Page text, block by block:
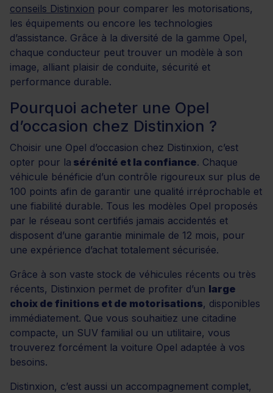
conseils Distinxion pour comparer les motorisations,
les équipements ou encore les technologies
d’assistance. Grâce à la diversité de la gamme Opel,
chaque conducteur peut trouver un modèle à son
image, alliant plaisir de conduite, sécurité et
performance durable.
Pourquoi acheter une Opel
d’occasion chez Distinxion ?
Choisir une Opel d’occasion chez Distinxion, c’est
opter pour la sérénité et la confiance. Chaque
véhicule bénéficie d’un contrôle rigoureux sur plus de
100 points afin de garantir une qualité irréprochable et
une fiabilité durable. Tous les modèles Opel proposés
par le réseau sont certifiés jamais accidentés et
disposent d’une garantie minimale de 12 mois, pour
une expérience d’achat totalement sécurisée.
Grâce à son vaste stock de véhicules récents ou très
récents, Distinxion permet de profiter d’un large
choix de finitions et de motorisations, disponibles
immédiatement. Que vous souhaitiez une citadine
compacte, un SUV familial ou un utilitaire, vous
trouverez forcément la voiture Opel adaptée à vos
besoins.
Distinxion, c’est aussi un accompagnement complet,